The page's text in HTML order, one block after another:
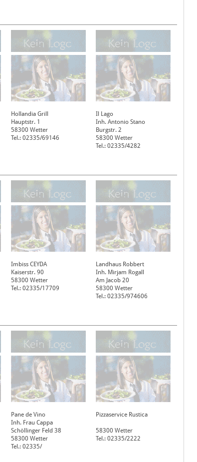
Hollandia Grill
Hauptstr. 1
58300 Wetter
Tel.: 02335/69146
Il Lago
Inh. Antonio Stano
Burgstr. 2
58300 Wetter
Tel.: 02335/4282
Imbiss CEYDA
Kaiserstr. 90
58300 Wetter
Tel.: 02335/17709
Landhaus Robbert
Inh. Mirjam Rogall
Am Jacob 20
58300 Wetter
Tel.: 02335/974606
Pane de Vino
Inh. Frau Cappa
Schöllinger Feld 38
58300 Wetter
Tel.: 02335/
Pizzaservice Rustica
58300 Wetter
Tel.: 02335/2222